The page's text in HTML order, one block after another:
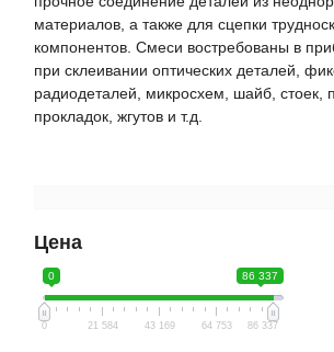
Цена
0 86 337
0 21 584 43 169 64 753 86 337
материалов, а также для сцепки
компонентов. Смеси востребованы в
при склеивании оптических деталей,
радиодеталей, микросхем, шайб, стоек,
прокладок, жгутов и т.д.